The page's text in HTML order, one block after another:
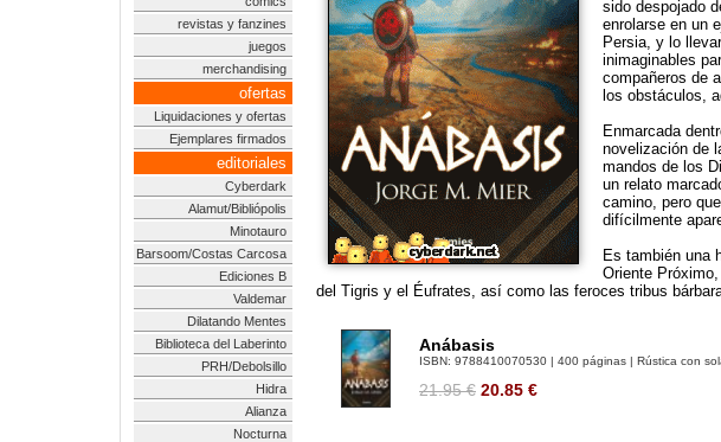
revistas y fanzines
juegos
merchandising
ofertas
Liquidaciones y ofertas
Ejemplares firmados
editoriales
Cyberdark
Alamut/Bibliópolis
Minotauro
Barsoom/Costas Carcosa
Ediciones B
Valdemar
Dilatando Mentes
Biblioteca del Laberinto
PRH/Debolsillo
Hidra
Alianza
Nocturna
sido despojado
enrolarse en un
Persia, y lo
inimaginables
compañeros de
los obstáculos,
Enmarcada
novelización de
mandos de los
un relato
camino, pero
difícilmente
Es también una
Oriente
del Tigris y el Éufrates, así como las feroces tribus
Anábasis
ISBN: 9788410070530 | 400 páginas | Rústica con
21.95 € 20.85 €